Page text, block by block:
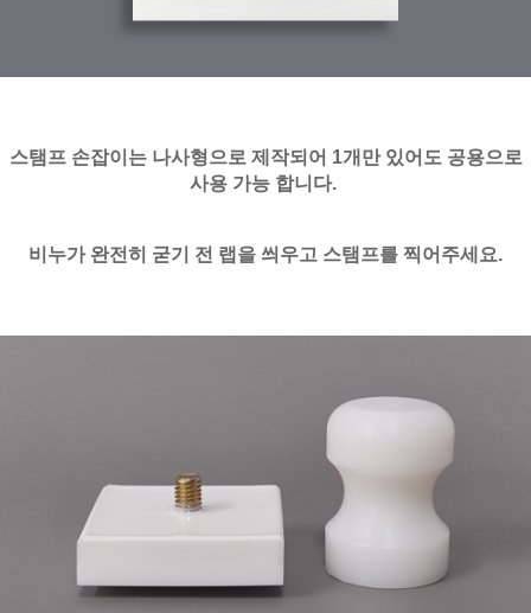
스탬프 손잡이는 나사형으로 제작되어 1개만 있어도 공용으로
사용 가능 합니다.
비누가 완전히 굳기 전 랩을 씌우고 스탬프를 찍어주세요.